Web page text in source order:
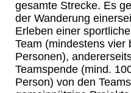
gesamte Strecke. Es
der Wanderung
Erleben einer
Team (mindestens vier
Personen),
Teamspende (mind.
Person) von den